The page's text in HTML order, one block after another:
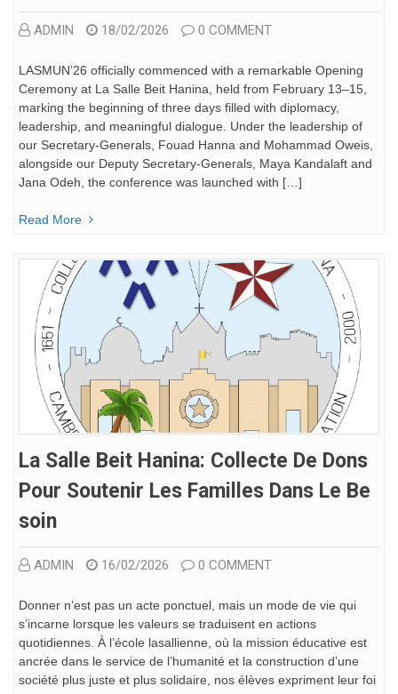
ADMIN 18/02/2026 0 COMMENT
LASMUN’26 officially commenced with a remarkable Opening
Ceremony at La Salle Beit Hanina, held from February 13–15,
marking the beginning of three days filled with diplomacy,
leadership, and meaningful dialogue. Under the leadership of
our Secretary-Generals, Fouad Hanna and Mohammad Oweis,
alongside our Deputy Secretary-Generals, Maya Kandalaft and
Jana Odeh, the conference was launched with […]
Read More
La Salle Beit Hanina: Collecte De Dons
Pour Soutenir Les Familles Dans Le Be
Soin
ADMIN 16/02/2026 0 COMMENT
Donner n’est pas un acte ponctuel, mais un mode de vie qui
s’incarne lorsque les valeurs se traduisent en actions
quotidiennes. À l’école lasallienne, où la mission éducative est
ancrée dans le service de l’humanité et la construction d’une
société plus juste et plus solidaire, nos élèves expriment leur foi